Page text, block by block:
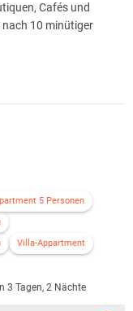
Cafés und
10 minütiger
5 Personen
Villa-Appartment
3 Tagen, 2 Nächte